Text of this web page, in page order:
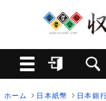
ホーム 日本紙幣 日本銀